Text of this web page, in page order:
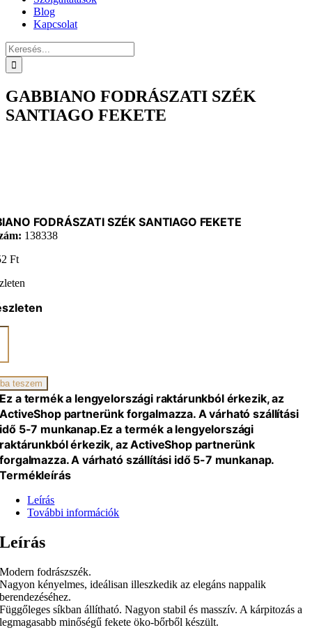
Blog
Kapcsolat
Keresés...
GABBIANO FODRÁSZATI SZÉK
SANTIAGO FEKETE
FODRÁSZATI SZÉK SANTIAGO FEKETE
138338
Ft
teszem
Ez a termék a lengyelországi raktárunkból érkezik, az
ActiveShop partnerünk forgalmazza. A várható szállítási
idő 5-7 munkanap.Ez a termék a lengyelországi
raktárunkból érkezik, az ActiveShop partnerünk
forgalmazza. A várható szállítási idő 5-7 munkanap.
Termékleírás
Leírás
További információk
Leírás
Modern fodrászszék.
Nagyon kényelmes, ideálisan illeszkedik az elegáns nappalik
berendezéséhez.
Függőleges síkban állítható. Nagyon stabil és masszív. A kárpitozás a
legmagasabb minőségű fekete öko-bőrből készült.